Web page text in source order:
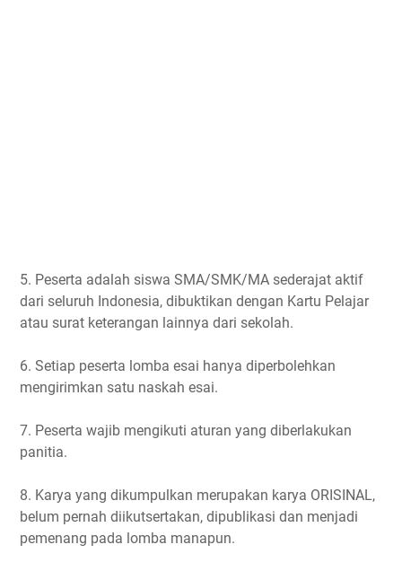
5. Peserta adalah siswa SMA/SMK/MA sederajat aktif
dari seluruh Indonesia, dibuktikan dengan Kartu Pelajar
atau surat keterangan lainnya dari sekolah.
6. Setiap peserta lomba esai hanya diperbolehkan
mengirimkan satu naskah esai.
7. Peserta wajib mengikuti aturan yang diberlakukan
panitia.
8. Karya yang dikumpulkan merupakan karya ORISINAL,
belum pernah diikutsertakan, dipublikasi dan menjadi
pemenang pada lomba manapun.